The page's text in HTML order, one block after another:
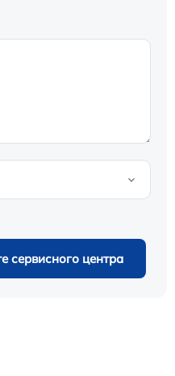
сервисного центра